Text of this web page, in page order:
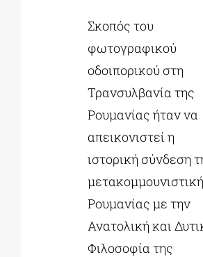
Σκοπός του
φωτογραφικού
οδοιπορικού στη
Τρανσυλβανία της
Ρουμανίας ήταν να
απεικονιστεί η
ιστορική σύνδεση
Ρουμανίας με την
Ανατολική και
Φιλοσοφία της